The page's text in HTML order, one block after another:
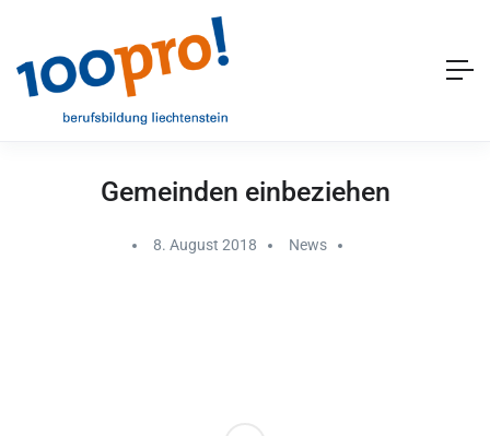
Gemeinden einbeziehen
8. August 2018 News